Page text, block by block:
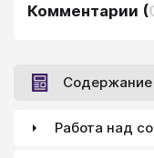
Комментарии (
Содержание
Работа над